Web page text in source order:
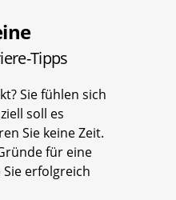
Tipps
Sie fühlen sich
soll es
Sie keine Zeit.
für eine
erfolgreich